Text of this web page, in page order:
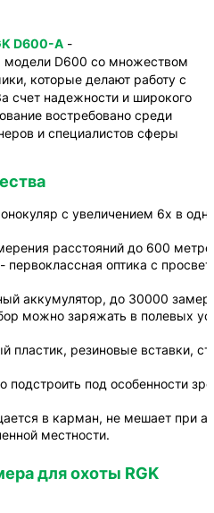
D600-A -
модели D600 со множеством
которые делают работу с
счет надежности и широкого
востребовано среди
и специалистов сферы
с увеличением 6x в
расстояний до 600
первоклассная оптика с
аккумулятор, до 30000
можно заряжать в полевых
пластик, резиновые вставки,
подстроить под особенности
в карман, не мешает при
местности.
для охоты RGK